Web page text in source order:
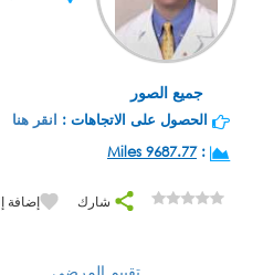
جميع الصور
الحصول على الاتجاهات : انقر هنا
:
9687.77 Miles
شارك إضافة